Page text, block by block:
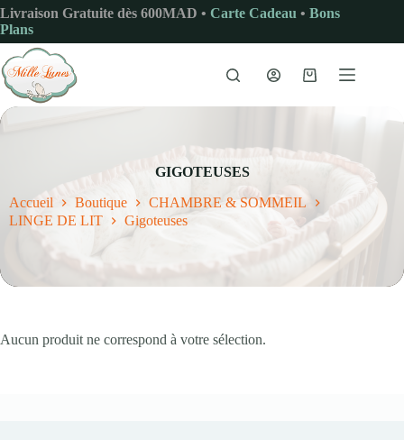
Passer
au
contenu
Livraison Gratuite dès 600MAD • Carte Cadeau • Bons
Plans
Panier
GIGOTEUSES
Accueil Boutique
CHAMBRE & SOMMEIL
LINGE DE LIT
Gigoteuses
Aucun produit ne correspond à votre sélection.